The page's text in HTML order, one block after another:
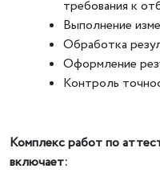
требования к
Выполнение
Обработка
Оформление
Контроль
Комплекс работ по
включает: